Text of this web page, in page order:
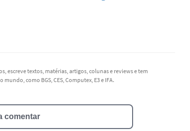
escreve textos, matérias, artigos, colunas e reviews e tem
como BGS, CES, Computex, E3 e IFA.
comentar